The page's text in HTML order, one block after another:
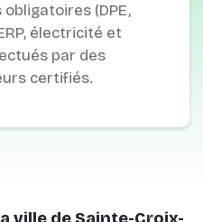
(DPE,
électricité et
par des
certifiés.